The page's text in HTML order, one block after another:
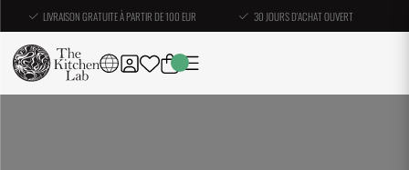
LIVRAISON GRATUITE À PARTIR DE 100 EUR 30 JOURS D'ACHAT OUVERT